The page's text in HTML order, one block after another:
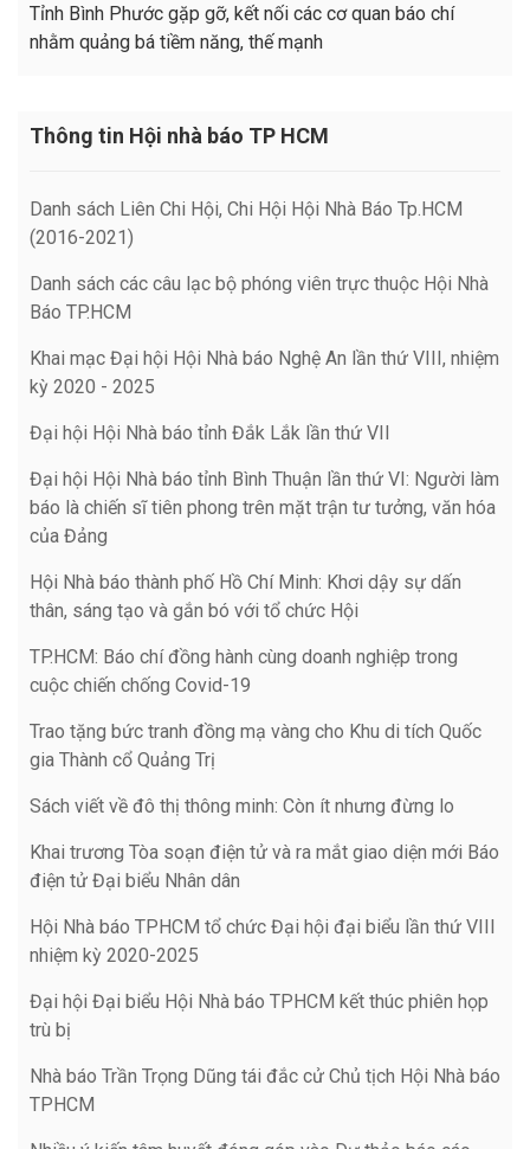
Tỉnh Bình Phước gặp gỡ, kết nối các cơ quan báo chí
nhằm quảng bá tiềm năng, thế mạnh
Thông tin Hội nhà báo TP HCM
Danh sách Liên Chi Hội, Chi Hội Hội Nhà Báo Tp.HCM
(2016-2021)
Danh sách các câu lạc bộ phóng viên trực thuộc Hội Nhà
Báo TP.HCM
Khai mạc Đại hội Hội Nhà báo Nghệ An lần thứ VIII, nhiệm
kỳ 2020 - 2025
Đại hội Hội Nhà báo tỉnh Đắk Lắk lần thứ VII
Đại hội Hội Nhà báo tỉnh Bình Thuận lần thứ VI: Người làm
báo là chiến sĩ tiên phong trên mặt trận tư tưởng, văn hóa
của Đảng
Hội Nhà báo thành phố Hồ Chí Minh: Khơi dậy sự dấn
thân, sáng tạo và gắn bó với tổ chức Hội
TP.HCM: Báo chí đồng hành cùng doanh nghiệp trong
cuộc chiến chống Covid-19
Trao tặng bức tranh đồng mạ vàng cho Khu di tích Quốc
gia Thành cổ Quảng Trị
Sách viết về đô thị thông minh: Còn ít nhưng đừng lo
Khai trương Tòa soạn điện tử và ra mắt giao diện mới Báo
điện tử Đại biểu Nhân dân
Hội Nhà báo TPHCM tổ chức Đại hội đại biểu lần thứ VIII
nhiệm kỳ 2020-2025
Đại hội Đại biểu Hội Nhà báo TPHCM kết thúc phiên họp
trù bị
Nhà báo Trần Trọng Dũng tái đắc cử Chủ tịch Hội Nhà báo
TPHCM